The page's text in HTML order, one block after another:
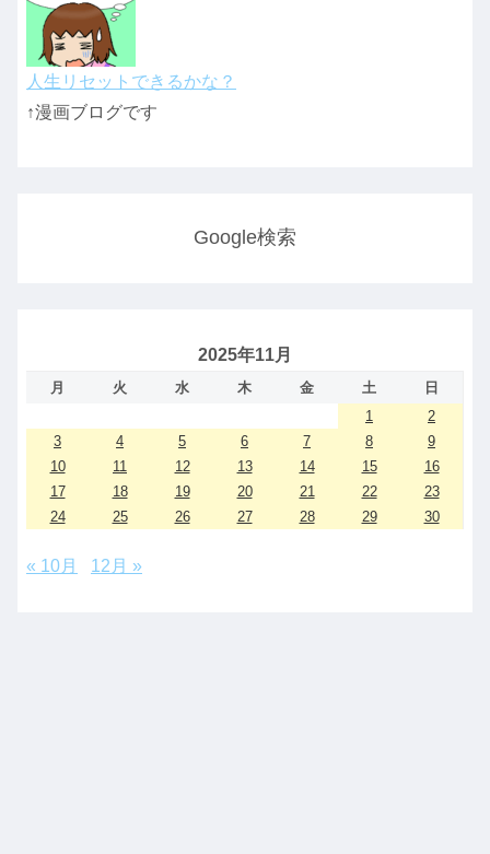
人生リセットできるかな？
↑漫画ブログです
Google検索
2025年11月
月 火 水 木 金 土
日
1
2
3
4 5 6 7 8
9
10
11 12 13 14 15
16
17
18 19 20 21 22
23
24
25 26 27 28 29 30
« 10月 12月 »